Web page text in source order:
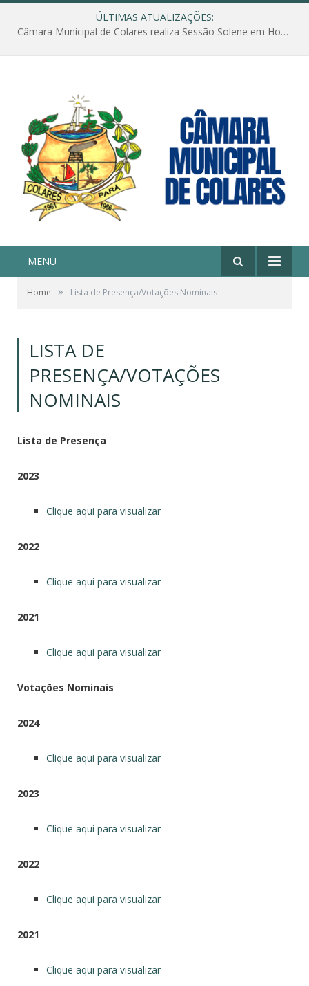
ÚLTIMAS ATUALIZAÇÕES:
Câmara Municipal de Colares realiza Sessão Solene em Homenagem ao Dia das Mães
MENU
Home » Lista de Presença/Votações Nominais
LISTA DE
PRESENÇA/VOTAÇÕES
NOMINAIS
Lista de Presença
2023
Clique aqui para visualizar
2022
Clique aqui para visualizar
2021
Clique aqui para visualizar
Votações Nominais
2024
Clique aqui para visualizar
2023
Clique aqui para visualizar
2022
Clique aqui para visualizar
2021
Clique aqui para visualizar